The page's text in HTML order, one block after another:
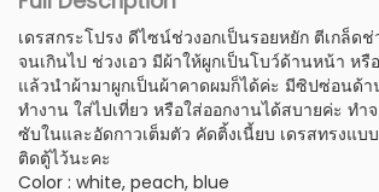
เดรสกระโปรง ดีไซน์ช่วงอกเป็นรอยหยัก ตีเกล็ดช่
จนเกินไป ช่วงเอว มีผ้าให้ผูกเป็นโบว์ด้านหน้า หรื
แล้วนำผ้ามาผูกเป็นผ้าคาดผมก็ได้ค่ะ มีซิปซ่อนด้า
ทำงาน ใส่ไปเที่ยว หรือใส่ออกงานได้สบายค่ะ ทำ
ซับในและอัดกาวเต็มตัว คัดติ้งเนี้ยบ เดรสทรงแบ
ติดตู้ไว้นะคะ
Color : white, peach, blue